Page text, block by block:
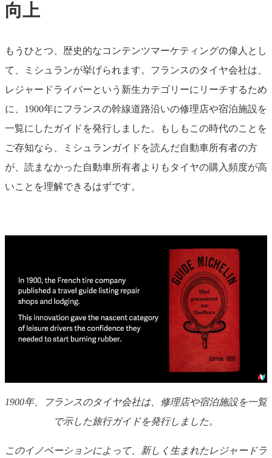
向上
もうひとつ、歴史的なコンテンツマーケティングの偉人とし
て、ミシュランが挙げられます。フランスのタイヤ会社は、
レジャードライバーという新生カテゴリーにリーチするため
に、1900年にフランスの幹線道路沿いの修理店や宿泊施設を
一覧にしたガイドを発行しました。もしもこの時代のことを
ご存知なら、ミシュランガイドを読んだ自動車所有者の方
が、読まなかった自動車所有者よりもタイヤの購入頻度が高
いことを理解できるはずです。
1900年、フランスのタイヤ会社は、修理店や宿泊施設を一覧
で示した旅行ガイドを発行しました。
このイノベーションによって、新しく生まれたレジャードラ